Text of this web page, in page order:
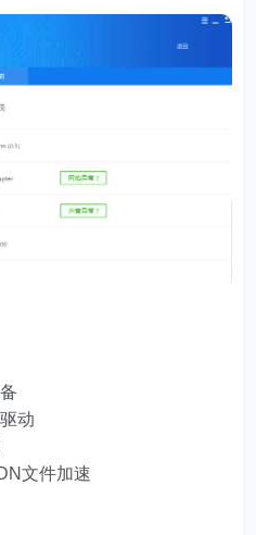
动
文件加速